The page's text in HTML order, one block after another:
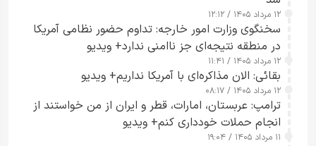
۱۲ مرداد ۱۴۰۵ / ۱۲:۱۲
سخنگوی وزارت امور خارجه: تداوم حضور نظامی آمریکا
در منطقه نتیجه‌ای جز ناامنی ندارد+ ویدیو
۱۲ مرداد ۱۴۰۵ / ۱۱:۴۱
بقائی: الان مذاکره‌ای با آمریکا نداریم+ ویدیو
۱۲ مرداد ۱۴۰۵ / ۰۸:۱۷
ترامپ: عربستان، امارات، قطر و ایران از من خواستند از
انجام حملات خودداری کنم+ ویدیو
۱۱ مرداد ۱۴۰۵ / ۱۹:۰۴